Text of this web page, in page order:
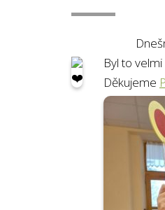
Byl to
Děkujeme